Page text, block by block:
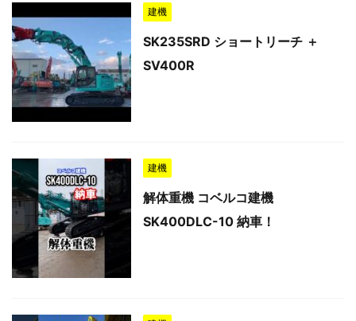
建機
SK235SRD ショートリーチ ＋
SV400R
建機
解体重機 コベルコ建機
SK400DLC-10 納車！